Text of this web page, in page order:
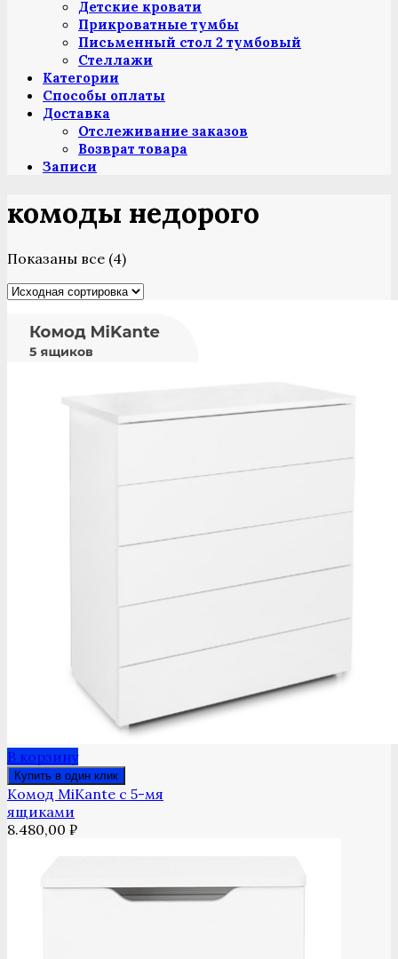
Детские кровати
Прикроватные тумбы
Письменный стол 2 тумбовый
Стеллажи
Категории
Способы оплаты
Доставка
Отслеживание заказов
Возврат товара
Записи
комоды недорого
Показаны все (4)
В корзину
Купить в один клик
Комод MiKante с 5-мя
ящиками
8.480,00 ₽